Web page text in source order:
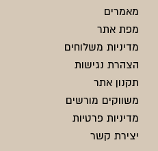
מאמרים
מפת אתר
מדיניות משלוחים
הצהרת נגישות
תקנון אתר
משווקים מורשים
מדיניות פרטיות
יצירת קשר